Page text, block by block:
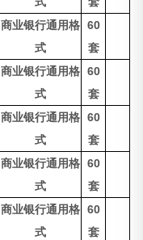
商业银行通用格
式
60
套
商业银行通用格
式
60
套
商业银行通用格
式
60
套
商业银行通用格
式
60
套
商业银行通用格
式
60
套